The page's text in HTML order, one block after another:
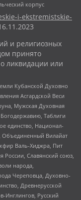
корпус
i-ekstremistskie-
и религиозных
принято
ликвидации или
Кубанской Духовно
Асгардской Веси
Мужская Духовная
Таблиги
единство, Национал-
Объединенный Вилайат
Валь-Хиджра, Пит
России, Славянский союз,
народа,
Череповца, Духовно-
Древнерусской
Инглингов, Русский